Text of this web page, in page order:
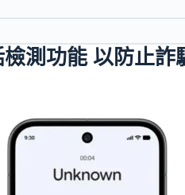
測功能 以防止詐